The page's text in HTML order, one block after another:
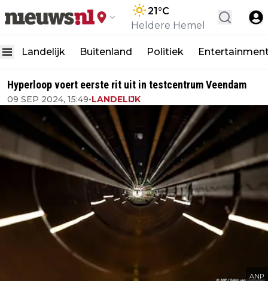
21°C
Heldere Hemel
Landelijk Buitenland Politiek
Hyperloop voert eerste rit uit in testcentrum Veendam
09 SEP 2024, 15:49•LANDELIJK
ANP